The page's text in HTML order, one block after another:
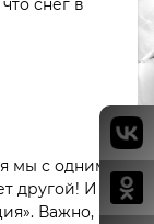
снег в
мы с одним
другой! И
Важно,